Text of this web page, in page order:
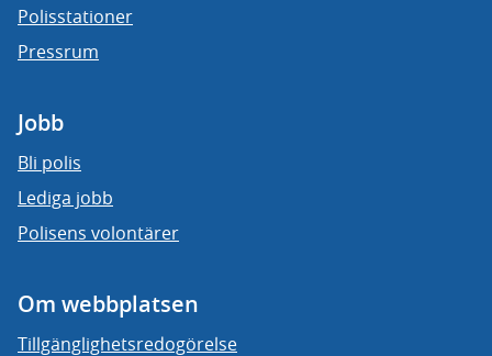
Polisstationer
Pressrum
Jobb
Bli polis
Lediga jobb
Polisens volontärer
Om webbplatsen
Tillgänglighetsredogörelse